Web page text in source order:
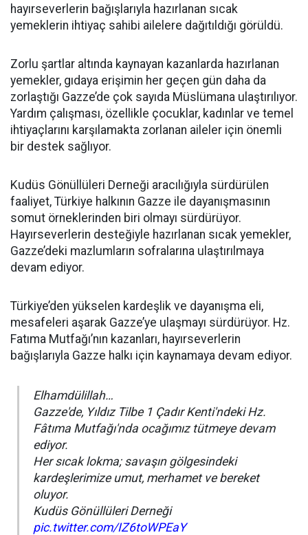
hayırseverlerin bağışlarıyla hazırlanan sıcak
yemeklerin ihtiyaç sahibi ailelere dağıtıldığı görüldü.
Zorlu şartlar altında kaynayan kazanlarda hazırlanan
yemekler, gıdaya erişimin her geçen gün daha da
zorlaştığı Gazze’de çok sayıda Müslümana ulaştırılıyor.
Yardım çalışması, özellikle çocuklar, kadınlar ve temel
ihtiyaçlarını karşılamakta zorlanan aileler için önemli
bir destek sağlıyor.
Kudüs Gönüllüleri Derneği aracılığıyla sürdürülen
faaliyet, Türkiye halkının Gazze ile dayanışmasının
somut örneklerinden biri olmayı sürdürüyor.
Hayırseverlerin desteğiyle hazırlanan sıcak yemekler,
Gazze’deki mazlumların sofralarına ulaştırılmaya
devam ediyor.
Türkiye’den yükselen kardeşlik ve dayanışma eli,
mesafeleri aşarak Gazze’ye ulaşmayı sürdürüyor. Hz.
Fatıma Mutfağı’nın kazanları, hayırseverlerin
bağışlarıyla Gazze halkı için kaynamaya devam ediyor.
Elhamdülillah…
Gazze'de, Yıldız Tilbe 1 Çadır Kenti'ndeki Hz.
Fâtıma Mutfağı'nda ocağımız tütmeye devam
ediyor.
Her sıcak lokma; savaşın gölgesindeki
kardeşlerimize umut, merhamet ve bereket
oluyor.
Kudüs Gönüllüleri Derneği
pic.twitter.com/IZ6toWPEaY